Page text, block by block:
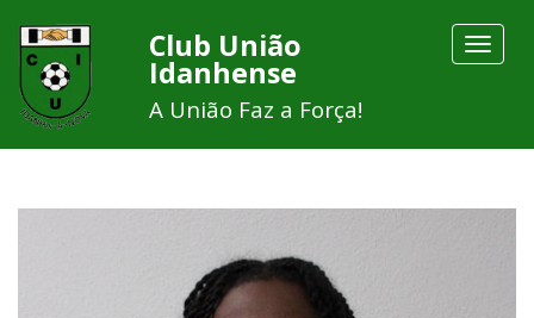
Toggle
Club União
Idanhense
A União Faz a Força!